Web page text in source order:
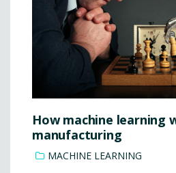
How machine learning
manufacturing
MACHINE LEARNING